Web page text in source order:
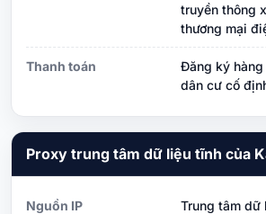
truyền thông
thương mại
Thanh toán
Đăng ký
dân cư cố
Proxy trung tâm dữ liệu tĩnh của
Nguồn IP
Trung tâm dữ